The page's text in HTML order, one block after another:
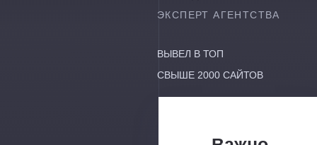
ЭКСПЕРТ АГЕНТСТВА
ВЫВЕЛ В ТОП
СВЫШЕ 2000 САЙТОВ